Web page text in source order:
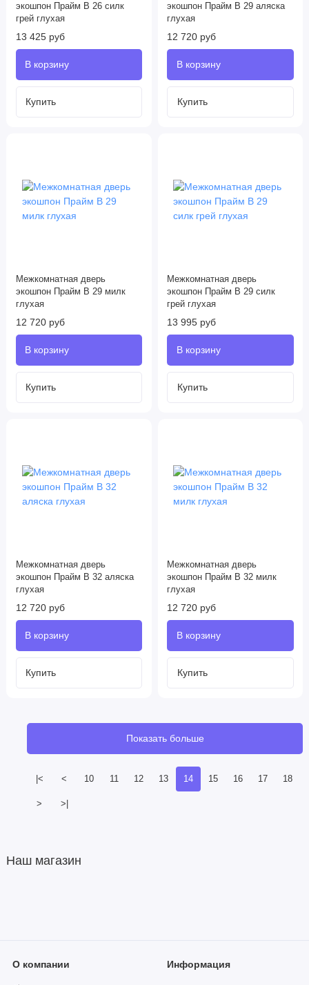
экошпон Прайм B 26 силк
грей глухая
13 425 руб
экошпон Прайм B 29 аляска
глухая
12 720 руб
Межкомнатная дверь
экошпон Прайм B 29 милк
глухая
12 720 руб
Межкомнатная дверь
экошпон Прайм B 29 силк
грей глухая
13 995 руб
Межкомнатная дверь
экошпон Прайм B 32 аляска
глухая
12 720 руб
Межкомнатная дверь
экошпон Прайм B 32 милк
глухая
12 720 руб
|< < 10 11 12 13 14 15 16 17 18
> >|
Показать больше
Наш магазин
О компании Информация